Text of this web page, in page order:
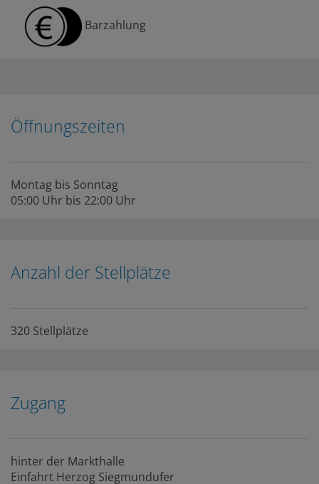
Barzahlung
Öffnungszeiten
Montag bis Sonntag
05:00 Uhr bis 22:00 Uhr
Anzahl der Stellplätze
320 Stellplätze
Zugang
hinter der Markthalle
Einfahrt Herzog Siegmundufer